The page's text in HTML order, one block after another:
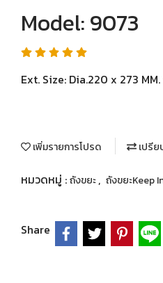
Model: 9073
Ext. Size: Dia.220 x 273
เพิ่มรายการโปรด เปรีย
หมวดหมู่ :ถังขยะ, ถังขยะKeep
Share